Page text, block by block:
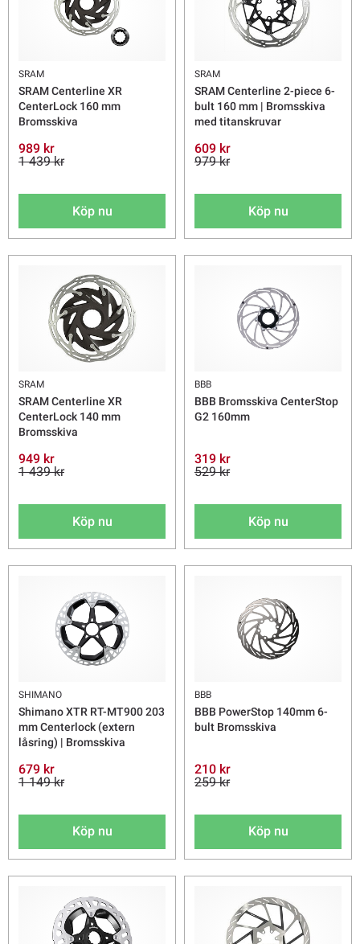
SRAM
SRAM Centerline XR
CenterLock 160 mm
Bromsskiva
989 kr
1 439 kr
Köp nu
SRAM
SRAM Centerline 2-piece 6-
bult 160 mm | Bromsskiva
med titanskruvar
609 kr
979 kr
Köp nu
SRAM
SRAM Centerline XR
CenterLock 140 mm
Bromsskiva
949 kr
1 439 kr
Köp nu
BBB
BBB Bromsskiva CenterStop
G2 160mm
319 kr
529 kr
Köp nu
SHIMANO
Shimano XTR RT-MT900 203
mm Centerlock (extern
låsring) | Bromsskiva
679 kr
1 149 kr
Köp nu
BBB
BBB PowerStop 140mm 6-
bult Bromsskiva
210 kr
259 kr
Köp nu